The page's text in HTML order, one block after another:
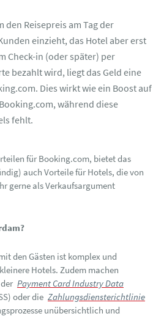
den Reisepreis am Tag der
einzieht, das Hotel aber erst
Check-in (oder später) per
bezahlt wird, liegt das Geld eine
Dies wirkt wie ein Boost auf
während diese
fehlt.
für Booking.com, bietet das
auch Vorteile für Hotels, die von
gerne als Verkaufsargument
den Gästen ist komplex und
Hotels. Zudem machen
Payment Card Industry Data
oder die Zahlungsdiensterichtlinie
unübersichtlich und